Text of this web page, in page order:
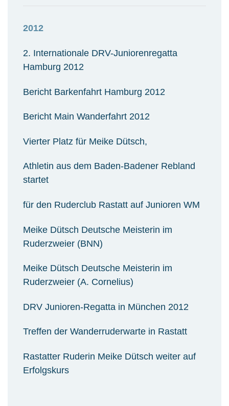
2012
2. Internationale DRV-Juniorenregatta
Hamburg 2012
Bericht Barkenfahrt Hamburg 2012
Bericht Main Wanderfahrt 2012
Vierter Platz für Meike Dütsch,
Athletin aus dem Baden-Badener Rebland
startet
für den Ruderclub Rastatt auf Junioren WM
Meike Dütsch Deutsche Meisterin im
Ruderzweier (BNN)
Meike Dütsch Deutsche Meisterin im
Ruderzweier (A. Cornelius)
DRV Junioren-Regatta in München 2012
Treffen der Wanderruderwarte in Rastatt
Rastatter Ruderin Meike Dütsch weiter auf
Erfolgskurs